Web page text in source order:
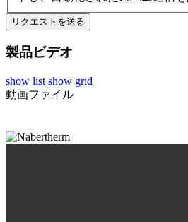
製品ビデオ
show list show grid
動画ファイル